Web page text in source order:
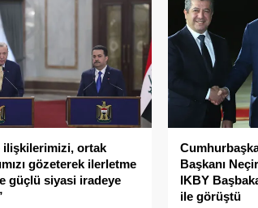
Cumhurbaşkanı
Irak ziyaretinde; Dışişleri
Fidan, İçişleri Bakanı
Millî Savunma Bakanı
Ticaret Bakanı Ömer
ilişkilerimizi, ortak
gözeterek ilerletme
güçlü siyasi iradeye
Başkanı
IKBY
ile görüştü